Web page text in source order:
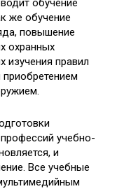
обучение
же обучение
повышение
охранных
изучения правил
учебно-
и
Все учебные